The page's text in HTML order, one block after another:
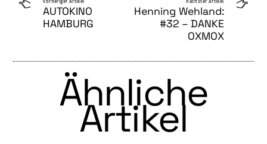
vorheriger Artikel
AUTOKINO
HAMBURG
nächster Artikel
Henning Wehland:
#32 – DANKE
OXMOX
Ähnliche
Artikel